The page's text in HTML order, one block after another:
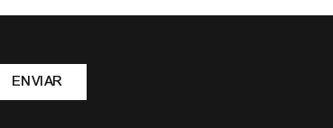
ENVIAR